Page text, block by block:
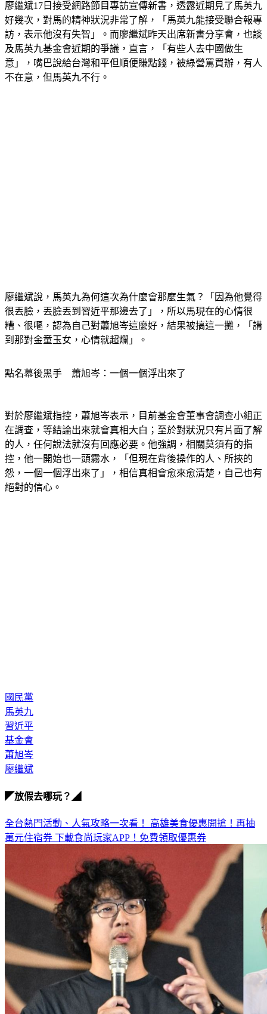
好幾次，對馬的精神狀況非常了解，「馬英九能接受聯合報專
訪，表示他沒有失智」。而廖繼斌昨天出席新書分享會，也談
及馬英九基金會近期的爭議，直言，「有些人去中國做生
意」，嘴巴說給台灣和平但順便賺點錢，被綠營罵買辦，有人
不在意，但馬英九不行。
很丟臉，丟臉丟到習近平那邊去了」，所以馬現在的心情很
糟、很嘔，認為自己對蕭旭岑這麼好，結果被搞這一攤，「講
到那對金童玉女，心情就超爛」。
在調查，等結論出來就會真相大白；至於對狀況只有片面了解
的人，任何說法就沒有回應必要。他強調，相關莫須有的指
控，他一開始也一頭霧水，「但現在背後操作的人、所挾的
怨，一個一個浮出來了」，相信真相會愈來愈清楚，自己也有
絕對的信心。
馬英九
習近平
基金會
蕭旭岑
廖繼斌
萬元住宿券下載食尚玩家APP！免費領取優惠券